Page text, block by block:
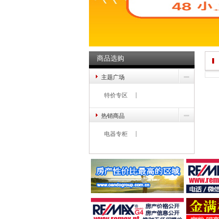
商品选购
主题广场
特价专区
热销商品
电器专柜